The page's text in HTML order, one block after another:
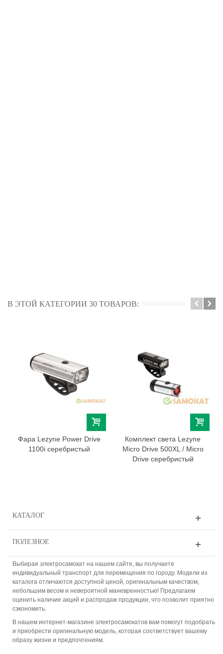
В ЭТОЙ КАТЕГОРИИ 30 ТОВАРОВ:
Фара Lezyne Power Drive
1100i серебристый
Комплект света Lezyne
Micro Drive 500XL / Micro
Drive серебристый
КАТАЛОГ
ПОЛЕЗНОЕ
Выбирая электросамокат на нашем сайте, вы получаете
индивидуальный транспорт для перемещения по городу. Модели из
каталога отличаются доступной ценой, оригинальным качеством,
небольшим весом и невероятной маневренностью! Предлагаем
оценить наличие акций и распродаж продукции, что позволит приятно
сэкономить.
В нашем интернет-магазине электросамокатов вам помогут подобрать
и приобрести оригинальную модель, которая соответствует вашему
образу жизни и предпочтениям.